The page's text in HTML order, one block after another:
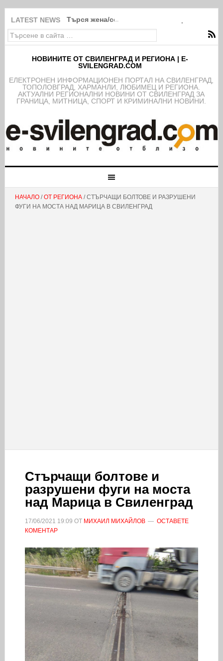
LATEST NEWS Търся жена/семейство за помощ в
НОВИНИТЕ ОТ СВИЛЕНГРАД И РЕГИОНА | E-
SVILENGRAD.COM
EЛЕКТРОНЕН ИНФОРМАЦИОНЕН ПОРТАЛ НА СВИЛЕНГРАД,
ТОПОЛОВГРАД, ХАРМАНЛИ, ЛЮБИМЕЦ И РЕГИОНА.
АКТУАЛНИ РЕГИОНАЛНИ НОВИНИ ОТ СВИЛЕНГРАД ЗА
ГРАНИЦА, МИТНИЦА, СПОРТ И КРИМИНАЛНИ НОВИНИ.
НАЧАЛО/ОТ РЕГИОНА/ СТЪРЧАЩИ БОЛТОВЕ И РАЗРУШЕНИ
ФУГИ НА МОСТА НАД МАРИЦА В СВИЛЕНГРАД
Стърчащи болтове и
разрушени фуги на моста
над Марица в Свиленград
17/06/2021 19:09 ОТ МИХАИЛ МИХАЙЛОВ
ОСТАВЕТЕ
КОМЕНТАР